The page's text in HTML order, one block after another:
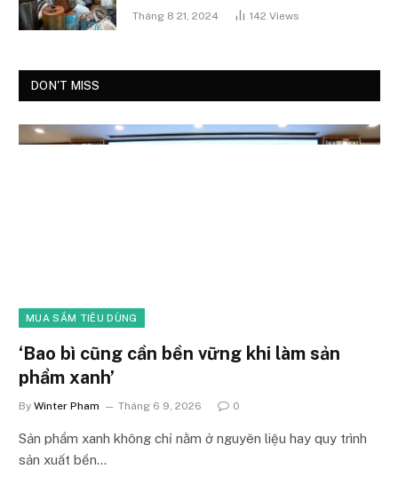
Tháng 8 21, 2024 142 Views
DON'T MISS
MUA SẮM TIÊU DÙNG
‘Bao bì cũng cần bền vững khi làm sản
phẩm xanh’
By Winter Pham Tháng 6 9, 2026 0
Sản phẩm xanh không chỉ nằm ở nguyên liệu hay quy trình
sản xuất bền…